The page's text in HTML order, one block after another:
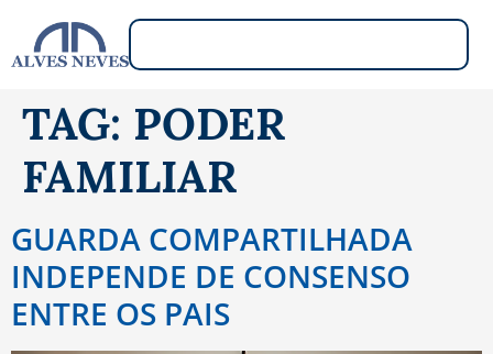
TAG: PODER
FAMILIAR
GUARDA COMPARTILHADA
INDEPENDE DE CONSENSO
ENTRE OS PAIS